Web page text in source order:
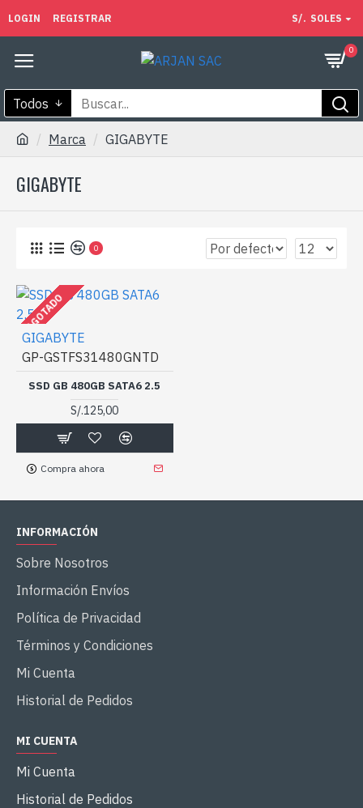
LOGIN REGISTRAR S/. SOLES
0
Todos
Marca GIGABYTE
GIGABYTE
0
AGOTADO
GIGABYTE
GP-GSTFS31480GNTD
SSD GB 480GB SATA6 2.5
S/.125,00
Compra ahora
INFORMACIÓN
Sobre Nosotros
Información Envíos
Política de Privacidad
Términos y Condiciones
Mi Cuenta
Historial de Pedidos
MI CUENTA
Mi Cuenta
Historial de Pedidos